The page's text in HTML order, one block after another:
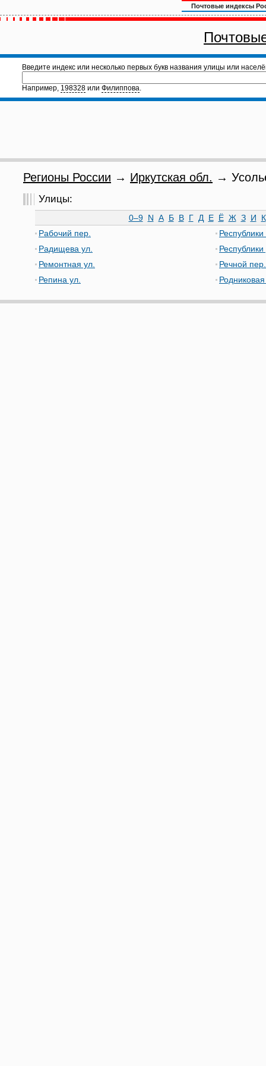
Почтовые индексы
Введите индекс или несколько первых букв названия улицы или
Например, 198328 или Филиппова.
Регионы России → Иркутская обл. →
Улицы:
0–9 N А Б В Г Д Е Ё Ж З И
К
Рабочий пер.
Радищева ул.
Ремонтная ул.
Репина ул.
Республики
Речной пер.